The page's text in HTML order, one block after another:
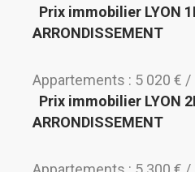
Prix immobilier LYON
ARRONDISSEMENT
Appartements : 5 020 € /
Prix immobilier LYON
ARRONDISSEMENT